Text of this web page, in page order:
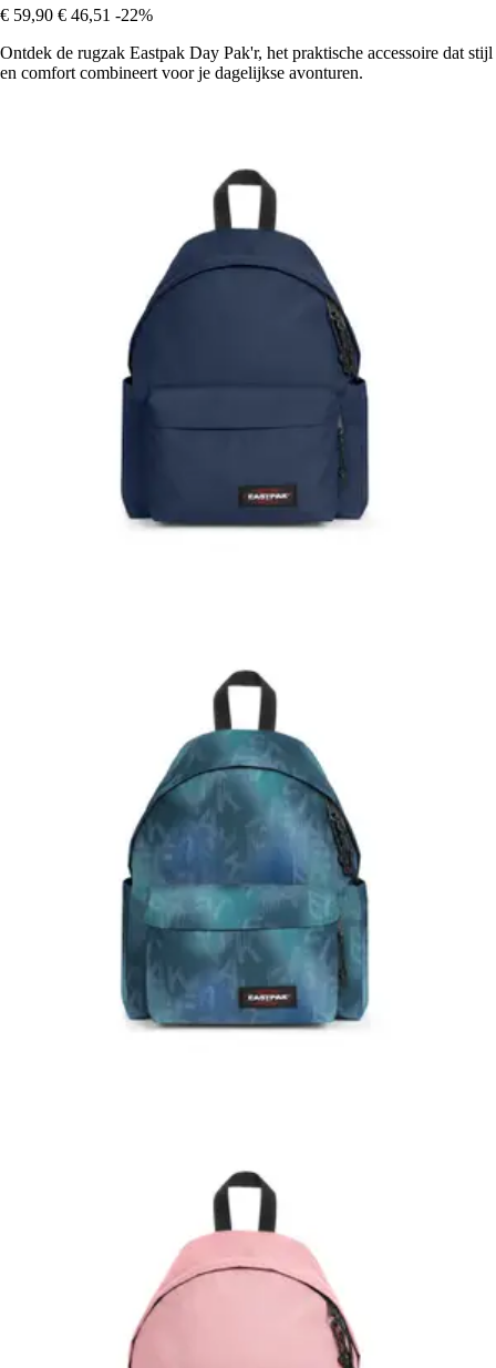
€ 59,90 € 46,51 -22%
Ontdek de rugzak Eastpak Day Pak'r, het praktische accessoire dat stijl
en comfort combineert voor je dagelijkse avonturen.